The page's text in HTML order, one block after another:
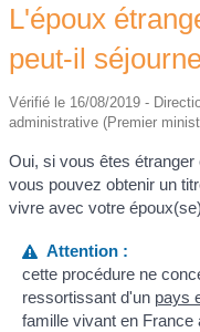
L'époux
peut-il
Vérifié le 16/08/2019 -
administrative (Premier
Oui, si vous êtes
vous pouvez obtenir un
vivre avec votre
Attention :
cette procédure ne
ressortissant d'un pays
famille vivant en France